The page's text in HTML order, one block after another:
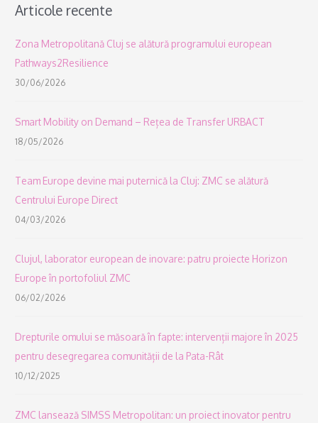
Articole recente
Zona Metropolitană Cluj se alătură programului european
Pathways2Resilience
30/06/2026
Smart Mobility on Demand – Rețea de Transfer URBACT
18/05/2026
Team Europe devine mai puternică la Cluj: ZMC se alătură
Centrului Europe Direct
04/03/2026
Clujul, laborator european de inovare: patru proiecte Horizon
Europe în portofoliul ZMC
06/02/2026
Drepturile omului se măsoară în fapte: intervenții majore în 2025
pentru desegregarea comunității de la Pata-Rât
10/12/2025
ZMC lansează SIMSS Metropolitan: un proiect inovator pentru